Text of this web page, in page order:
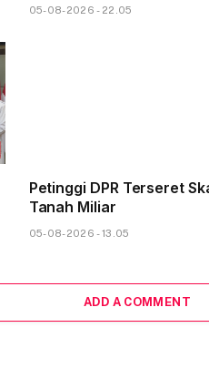
05-08-2026 - 22.05
Petinggi DPR Terseret
Tanah Miliar
05-08-2026 - 13.05
ADD A COMMENT